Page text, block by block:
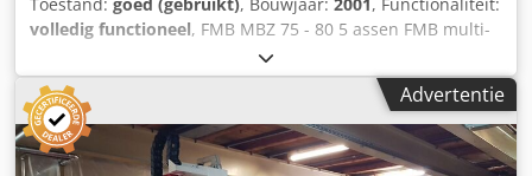
volledig functioneel, FMB MBZ 75 - 80 5 assen FMB multi-
bewerkingscentrum, Type MBZ - 2 / 72-80 / 5, Bouwjaar
2001, PC-besturing met TFT-kleurendisplay, Verplaatsing
X/Y/Z 7000/1000/370 mm, Freeskop met hoogfrequentie-
spindel voor aluminium, Spiltoerental tot 18.000 tpm - 7,5
kW, 12-voudige gereedschapswisselaar, Opname HSK 40,
Advertentie